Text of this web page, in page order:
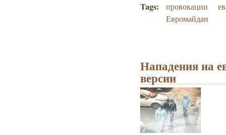
Tags: провокации
Евромайдан
Нападения на
версии